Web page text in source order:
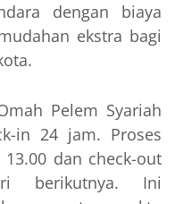
dengan biaya
ekstra bagi
Pelem Syariah
in 24 jam. Proses
dan check-out
berikutnya. Ini